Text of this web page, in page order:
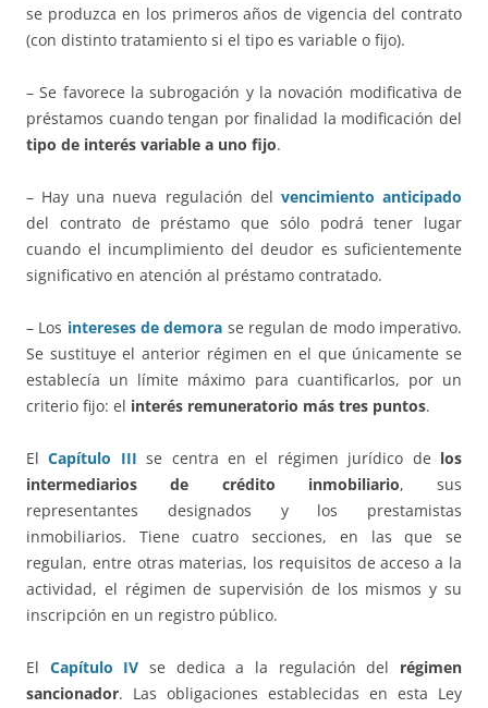
se produzca en los primeros años de vigencia del contrato
(con distinto tratamiento si el tipo es variable o fijo).
– Se favorece la subrogación y la novación modificativa de
préstamos cuando tengan por finalidad la modificación del
tipo de interés variable a uno fijo.
– Hay una nueva regulación del vencimiento anticipado
del contrato de préstamo que sólo podrá tener lugar
cuando el incumplimiento del deudor es suficientemente
significativo en atención al préstamo contratado.
– Los intereses de demora se regulan de modo imperativo.
Se sustituye el anterior régimen en el que únicamente se
establecía un límite máximo para cuantificarlos, por un
criterio fijo: el interés remuneratorio más tres puntos.
ElCapítulo III se centra en el régimen jurídico de los
intermediarios de crédito inmobiliario, sus
representantes designados
y los prestamistas
inmobiliarios. Tiene cuatro secciones, en las que se
regulan, entre otras materias, los requisitos de acceso a la
actividad, el régimen de supervisión de los mismos y su
inscripción en un registro público.
El Capítulo IV se dedica a la regulación del régimen
sancionador. Las obligaciones establecidas en esta Ley